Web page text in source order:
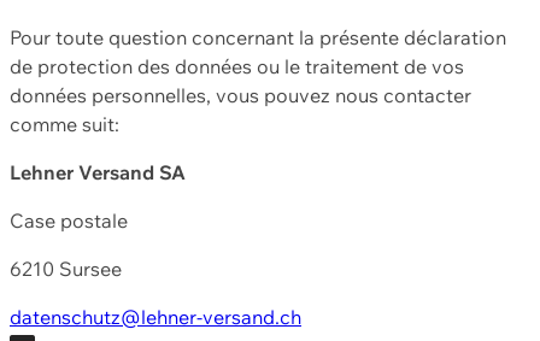
Pour toute question concernant la présente déclaration
de protection des données ou le traitement de vos
données personnelles, vous pouvez nous contacter
comme suit:
Lehner Versand SA
Case postale
6210 Sursee
datenschutz@lehner-versand.ch